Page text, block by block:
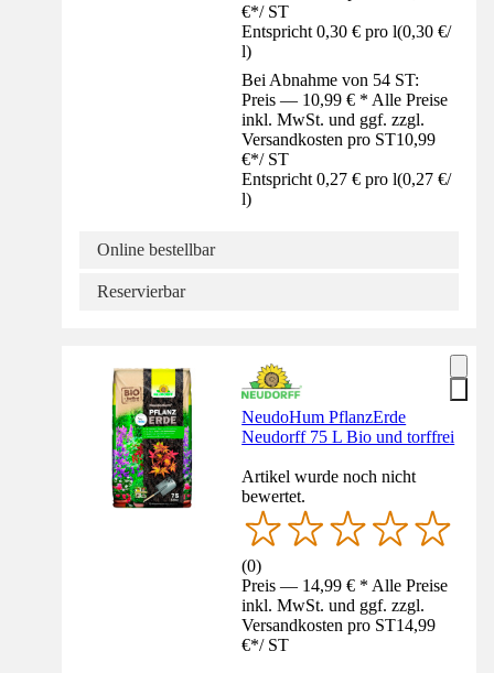
€*/ ST
Entspricht 0,30 € pro l(0,30 €/
l)
Bei Abnahme von 54 ST:
Preis — 10,99 € * Alle Preise
inkl. MwSt. und ggf. zzgl.
Versandkosten pro ST10,99
€*/ ST
Entspricht 0,27 € pro l(0,27 €/
l)
Online bestellbar
Reservierbar
Neudo­Hum Pflanz­Erde
Neudorff 75 L Bio und torffrei
Artikel wurde noch nicht
bewertet.
(0)
Preis — 14,99 € * Alle Preise
inkl. MwSt. und ggf. zzgl.
Versandkosten pro ST14,99
€*/ ST